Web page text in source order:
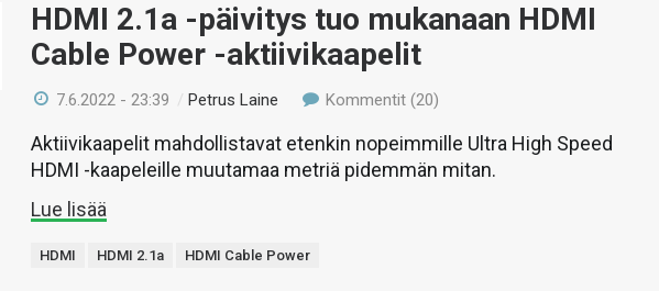
HDMI 2.1a -päivitys tuo mukanaan HDMI
Cable Power -aktiivikaapelit
7.6.2022 - 23:39 /Petrus Laine Kommentit (20)
Aktiivikaapelit mahdollistavat etenkin nopeimmille Ultra High Speed
HDMI -kaapeleille muutamaa metriä pidemmän mitan.
Lue lisää
HDMI HDMI 2.1a HDMI Cable Power